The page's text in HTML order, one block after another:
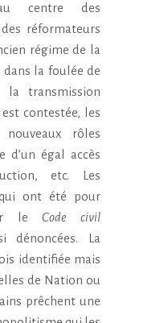
centre des
réformateurs
régime de la
la foulée de
la transmission
contestée, les
rôles
d’un égal accès
etc. Les
ont été pour
leCode civil
dénoncées. La
identifiée mais
de Nation ou
prêchent une